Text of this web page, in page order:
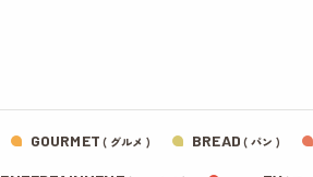
GOURMET ( グルメ ) BREAD ( パン )